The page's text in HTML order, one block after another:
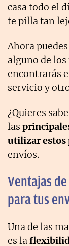
casa todo el
te pilla tan
Ahora puedes
alguno de
encontrarás
servicio y
¿Quieres
las
utilizar estos
envíos.
Ventajas
para tus
Una de las
es la